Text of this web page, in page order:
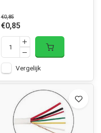
€0,85
€0,85
Vergelijk